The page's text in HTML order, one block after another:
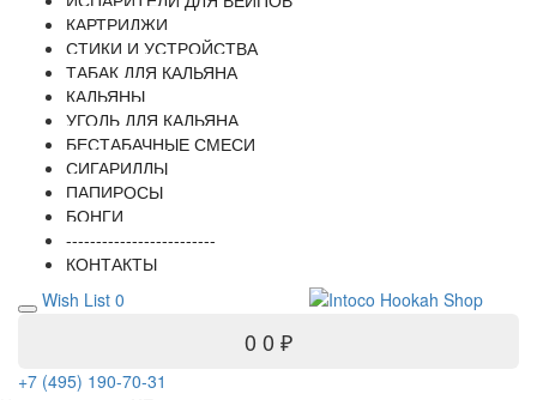
КАРТРИДЖИ
СТИКИ И УСТРОЙСТВА
ТАБАК ДЛЯ КАЛЬЯНА
КАЛЬЯНЫ
УГОЛЬ ДЛЯ КАЛЬЯНА
БЕСТАБАЧНЫЕ СМЕСИ
СИГАРИЛЛЫ
ПАПИРОСЫ
БОНГИ
-------------------------
КОНТАКТЫ
Wish List 0
0 0 ₽
+7 (495) 190-70-31